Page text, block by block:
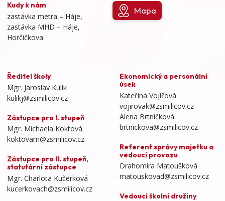
Kudy k nám
zastávka metra – Háje,
zastávka MHD – Háje,
Horčičkova
Mapa
Ředitel školy
Mgr. Jaroslav Kulik
kulikj@zsmilicov.cz
Zástupce pro I. stupeň
Mgr. Michaela Koktová
koktovam@zsmilicov.cz
Zástupce pro II. stupeň,
statutární zástupce
Mgr. Charlota Kučerková
kucerkovach@zsmilicov.cz
Ekonomický a personální
úsek
Kateřina Vojířová
vojirovak@zsmilicov.cz
Alena Brtníčková
brtnickova@zsmilicov.cz
Referent správy majetku a
vedoucí provozu
Drahomíra Matoušková
matouskovad@zsmilicov.cz
Vedoucí školní družiny